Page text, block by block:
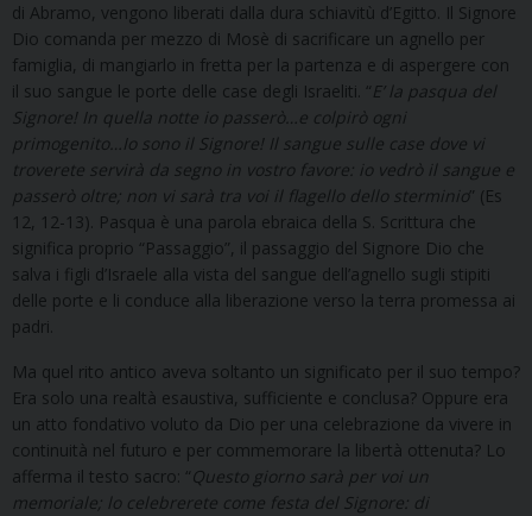
di Abramo, vengono liberati dalla dura schiavitù d’Egitto. Il Signore
Dio comanda per mezzo di Mosè di sacrificare un agnello per
famiglia, di mangiarlo in fretta per la partenza e di aspergere con
il suo sangue le porte delle case degli Israeliti. “E’ la pasqua del
Signore! In quella notte io passerò…e colpirò ogni
primogenito…Io sono il Signore! Il sangue sulle case dove vi
troverete servirà da segno in vostro favore: io vedrò il sangue e
passerò oltre; non vi sarà tra voi il flagello dello sterminio” (Es
12, 12-13). Pasqua è una parola ebraica della S. Scrittura che
significa proprio “Passaggio”, il passaggio del Signore Dio che
salva i figli d’Israele alla vista del sangue dell’agnello sugli stipiti
delle porte e li conduce alla liberazione verso la terra promessa ai
padri.
Ma quel rito antico aveva soltanto un significato per il suo tempo?
Era solo una realtà esaustiva, sufficiente e conclusa? Oppure era
un atto fondativo voluto da Dio per una celebrazione da vivere in
continuità nel futuro e per commemorare la libertà ottenuta? Lo
afferma il testo sacro: “Questo giorno sarà per voi un
memoriale; lo celebrerete come festa del Signore: di